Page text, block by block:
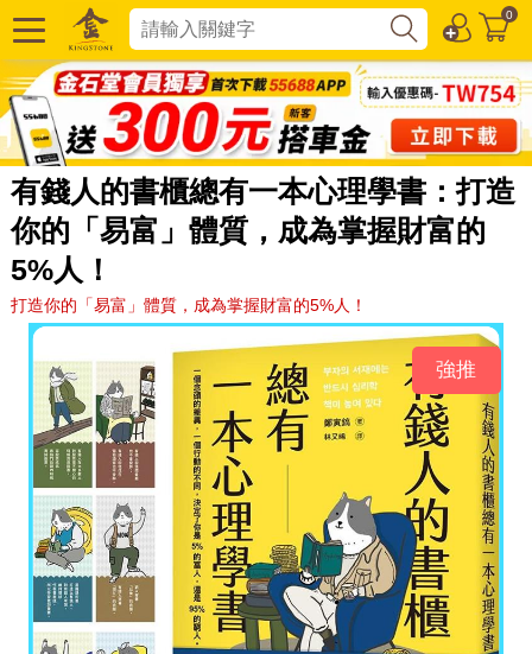
0
有錢人的書櫃總有一本心理學書：打造
你的「易富」體質，成為掌握財富的
5%人！
打造你的「易富」體質，成為掌握財富的5%人！
強推